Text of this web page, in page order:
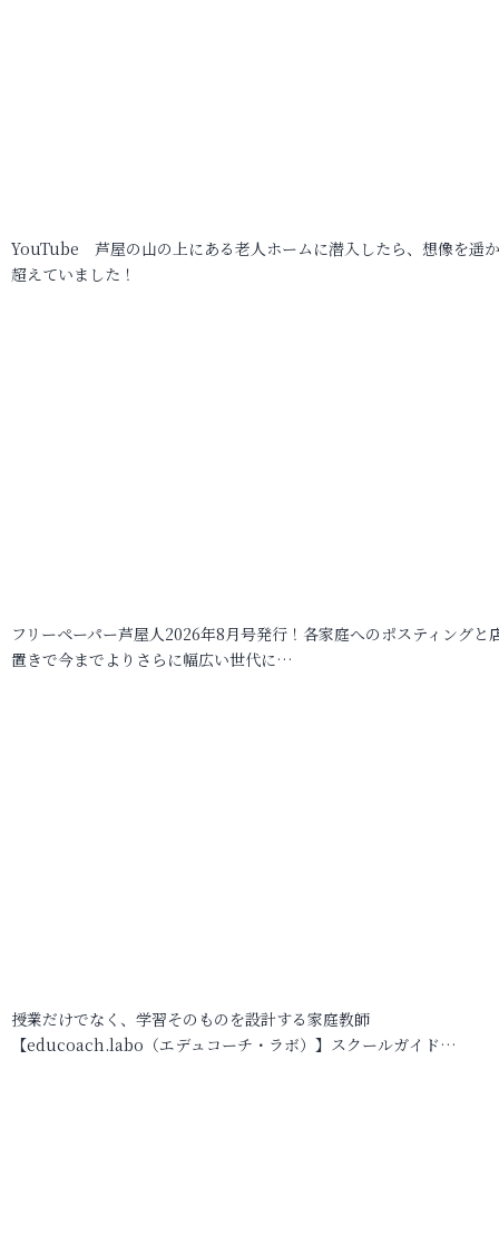
YouTube 芦屋の山の上にある老人ホームに潜入したら、想像を遥
超えていました！
フリーペーパー芦屋人2026年8月号発行！各家庭へのポスティングと
置きで今までよりさらに幅広い世代に…
授業だけでなく、学習そのものを設計する家庭教師
【educoach.labo（エデュコーチ・ラボ）】スクールガイド…